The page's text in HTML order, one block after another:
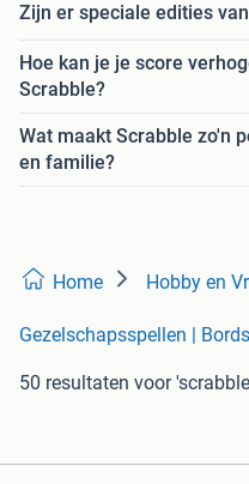
Zijn er speciale edities
Hoe kan je je score
Scrabble?
Wat maakt Scrabble zo'n
en familie?
Home Hobby en
Gezelschapsspellen |
50 resultaten voor